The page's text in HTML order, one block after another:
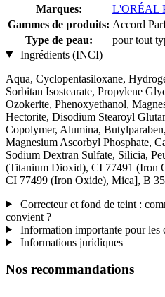
Marques:
L'ORÉAL
Gammes de produits: Accord
Type de peau:
pour tout
Ingrédients (INCI)
Aqua, Cyclopentasiloxane,
Sorbitan Isostearate, Propylene
Ozokerite, Phenoxyethanol,
Hectorite, Disodium Stearoyl
Copolymer, Alumina,
Magnesium Ascorbyl Phosphate,
Sodium Dextran Sulfate, Silicia,
(Titanium Dioxid), CI 77491 (Iron
CI 77499 (Iron Oxide), Mica], B
Correcteur et fond de teint :
convient ?
Information importante pour les
Informations juridiques
Nos recommandations